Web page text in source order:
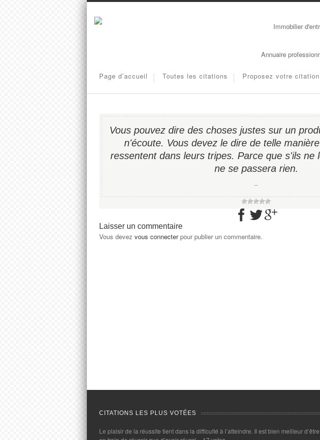
Immobilier
Annuaire
Page d’accueil Toutes les citations Proposez votre citation
Vous pouvez dire des choses justes sur un
n'écoute. Vous devez le dire de telle
ressentent dans leurs tripes. Parce que s'ils ne
ne se passera rien.
−
Laisser un commentaire
Vous devez vous connecterpour publier un commentaire.
CITATIONS LES PLUS VOTÉES
Le plaisir de la réussite tient dans la difficulté à l’atteindre. Il est bien meilleur d’être